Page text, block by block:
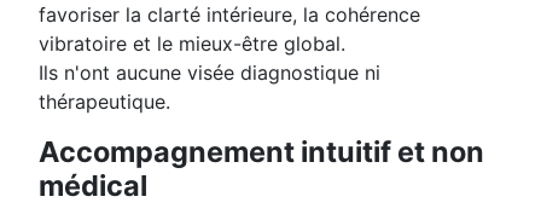
favoriser la clarté intérieure, la cohérence
vibratoire et le mieux-être global.
Ils n'ont aucune visée diagnostique ni
thérapeutique.
Accompagnement intuitif et non
médical